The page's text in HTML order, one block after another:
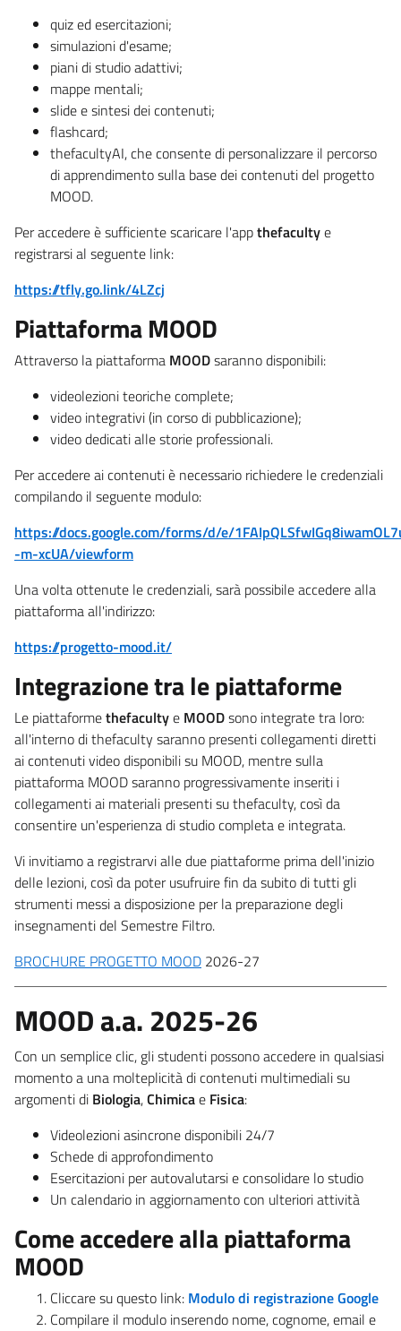
quiz ed esercitazioni;
simulazioni d'esame;
piani di studio adattivi;
mappe mentali;
slide e sintesi dei contenuti;
flashcard;
thefacultyAI, che consente di personalizzare il percorso
di apprendimento sulla base dei contenuti del progetto
MOOD.
Per accedere è sufficiente scaricare l'appthefacultye
registrarsi al seguente link:
https://tfly.go.link/4LZcj
Piattaforma MOOD
Attraverso la piattaforma MOODsaranno disponibili:
videolezioni teoriche complete;
video integrativi (in corso di pubblicazione);
video dedicati alle storie professionali.
Per accedere ai contenuti è necessario richiedere le credenziali
compilando il seguente modulo:
https://docs.google.com/forms/d/e/
-m-xcUA/viewform
Una volta ottenute le credenziali, sarà possibile accedere alla
piattaforma all'indirizzo:
https://progetto-mood.it/
Integrazione tra le piattaforme
Le piattaformethefacultye MOODsono integrate tra loro:
all'interno di thefaculty saranno presenti collegamenti diretti
ai contenuti video disponibili su MOOD, mentre sulla
piattaforma MOOD saranno progressivamente inseriti i
collegamenti ai materiali presenti su thefaculty, così da
consentire un'esperienza di studio completa e integrata.
Vi invitiamo a registrarvi alle due piattaforme prima dell'inizio
delle lezioni, così da poter usufruire fin da subito di tutti gli
strumenti messi a disposizione per la preparazione degli
insegnamenti del Semestre Filtro.
BROCHURE PROGETTO MOOD 2026-27
MOOD a.a. 2025-26
Con un semplice clic, gli studenti possono accedere in qualsiasi
momento a una molteplicità di contenuti multimediali su
argomenti di Biologia,Chimicae Fisica:
Videolezioni asincrone disponibili 24/7
Schede di approfondimento
Esercitazioni per autovalutarsi e consolidare lo studio
Un calendario in aggiornamento con ulteriori attività
Come accedere alla piattaforma
MOOD
Cliccare su questo link: Modulo di registrazione Google
Compilare il modulo inserendo nome, cognome, email e